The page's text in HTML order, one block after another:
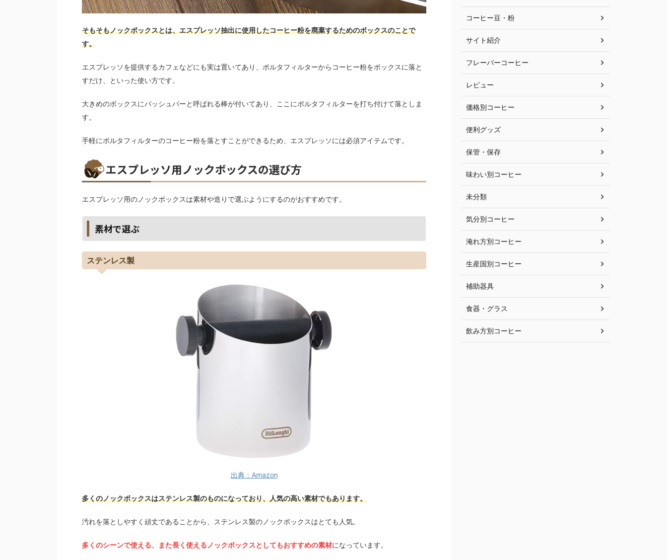
そもそもノックボックスとは、エスプレッソ抽出に使用したコーヒー粉を廃棄するためのボックスのことで
す。
エスプレッソを提供するカフェなどにも実は置いてあり、ポルタフィルターからコーヒー粉をボックスに落と
すだけ、といった使い方です。
大きめのボックスにバッシュバーと呼ばれる棒が付いてあり、ここにポルタフィルターを打ち付けて落としま
す。
手軽にポルタフィルターのコーヒー粉を落とすことができるため、エスプレッソには必須アイテムです。
エスプレッソ用ノックボックスの選び方
エスプレッソ用のノックボックスは素材や造りで選ぶようにするのがおすすめです。
素材で選ぶ
ステンレス製
出典：Amazon
多くのノックボックスはステンレス製のものになっており、人気の高い素材でもあります。
汚れを落としやすく頑丈であることから、ステンレス製のノックボックスはとても人気。
多くのシーンで使える、また長く使えるノックボックスとしてもおすすめの素材になっています。
コーヒー豆・粉
サイト紹介
フレーバーコーヒー
レビュー
価格別コーヒー
便利グッズ
保管・保存
味わい別コーヒー
未分類
気分別コーヒー
淹れ方別コーヒー
生産国別コーヒー
補助器具
食器・グラス
飲み方別コーヒー